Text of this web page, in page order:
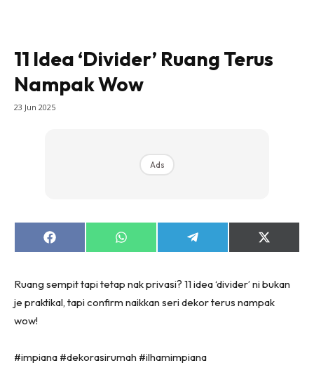
Ruang Tamu
Direktori
Interior Design
Make Over
Dapur
Ruang Makan
11 Idea ‘Divider’ Ruang Terus
Nampak Wow
23 Jun 2025
Ads
Share
on
Share
on
Share
on
Share
on
Ruang sempit tapi tetap nak privasi? 11 idea ‘divider’ ni bukan
je praktikal, tapi confirm naikkan seri dekor terus nampak
wow!
#impiana #dekorasirumah #ilhamimpiana